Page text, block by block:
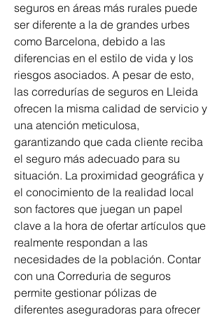
seguros en áreas más rurales puede
ser diferente a la de grandes urbes
como Barcelona, debido a las
diferencias en el estilo de vida y los
riesgos asociados. A pesar de esto,
las corredurías de seguros en Lleida
ofrecen la misma calidad de servicio y
una atención meticulosa,
garantizando que cada cliente reciba
el seguro más adecuado para su
situación. La proximidad geográfica y
el conocimiento de la realidad local
son factores que juegan un papel
clave a la hora de ofertar artículos que
realmente respondan a las
necesidades de la población. Contar
con una Correduria de seguros
permite gestionar pólizas de
diferentes aseguradoras para ofrecer